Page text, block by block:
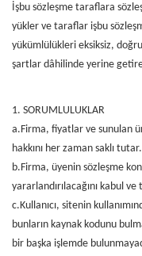
İşbu sözleşme taraflara
yükler ve taraflar işbu
yükümlülükleri eksiksiz,
şartlar dâhilinde yerine
1. SORUMLULUKLAR
a.Firma, fiyatlar ve sunulan
hakkını her zaman saklı tutar.
b.Firma, üyenin sözleşme
yararlandırılacağını kabul
c.Kullanıcı, sitenin
bunların kaynak kodunu
bir başka işlemde